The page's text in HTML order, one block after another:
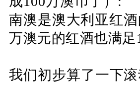
南澳是澳大利亚红
万澳元的红酒也满
我们初步算了一下